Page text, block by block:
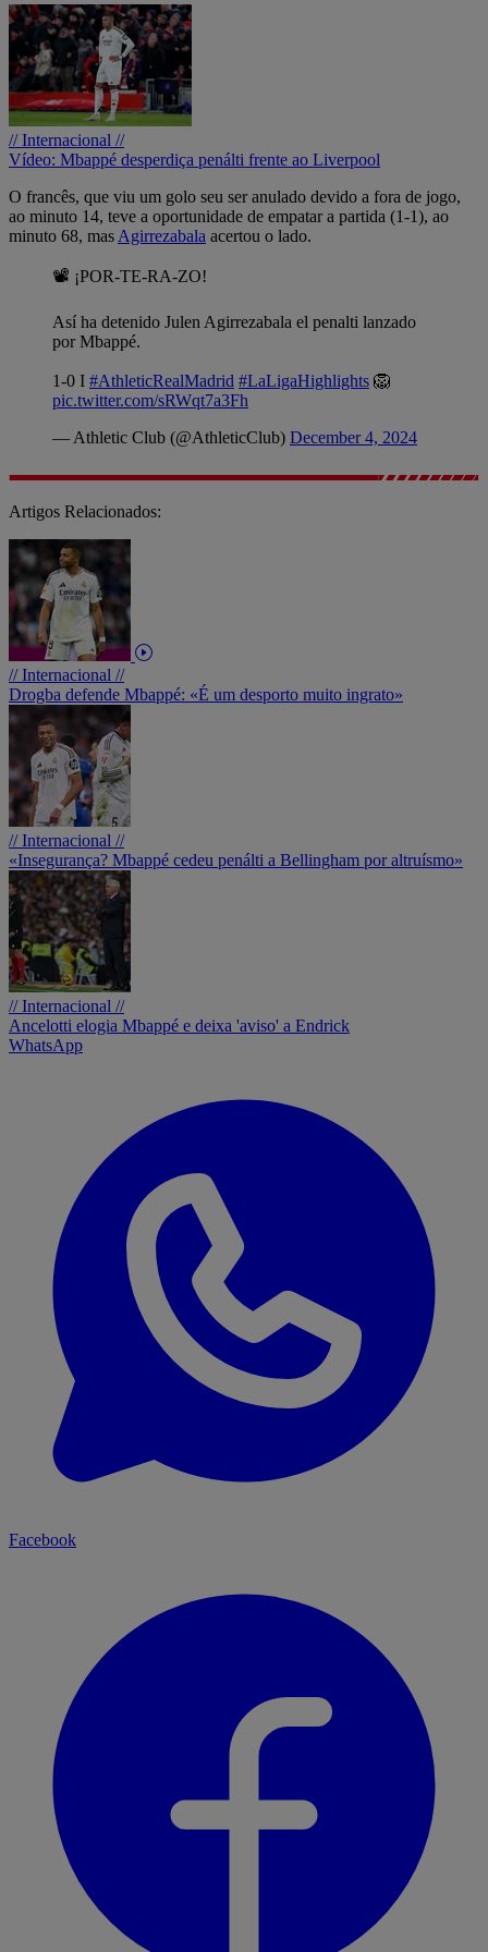
// Internacional //
Vídeo: Mbappé desperdiça penálti frente ao Liverpool
O francês, que viu um golo seu ser anulado devido a fora de jogo,
ao minuto 14, teve a oportunidade de empatar a partida (1-1), ao
minuto 68, mas Agirrezabala acertou o lado.
📽️ ¡POR-TE-RA-ZO!
Así ha detenido Julen Agirrezabala el penalti lanzado
por Mbappé.
1-0 I #AthleticRealMadrid #LaLigaHighlights 🦁
pic.twitter.com/sRWqt7a3Fh
— Athletic Club (@AthleticClub) December 4, 2024
Artigos Relacionados:
// Internacional //
Drogba defende Mbappé: «É um desporto muito ingrato»
// Internacional //
«Insegurança? Mbappé cedeu penálti a Bellingham por altruísmo»
// Internacional //
Ancelotti elogia Mbappé e deixa 'aviso' a Endrick
WhatsApp
Facebook